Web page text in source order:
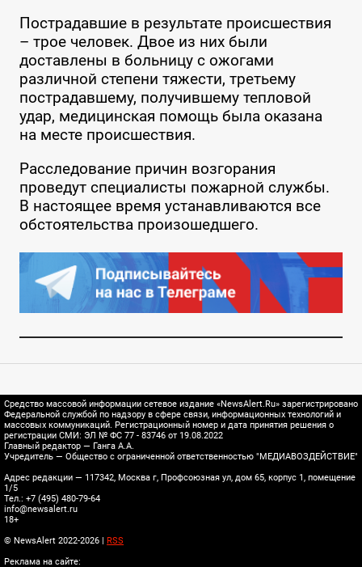
Пострадавшие в результате происшествия
– трое человек. Двое из них были
доставлены в больницу с ожогами
различной степени тяжести, третьему
пострадавшему, получившему тепловой
удар, медицинская помощь была оказана
на месте происшествия.
Расследование причин возгорания
проведут специалисты пожарной службы.
В настоящее время устанавливаются все
обстоятельства произошедшего.
Средство массовой информации сетевое издание «NewsAlert.Ru» зарегистрировано
Федеральной службой по надзору в сфере связи, информационных технологий и
массовых коммуникаций. Регистрационный номер и дата принятия решения о
регистрации СМИ: ЭЛ № ФС 77 - 83746 от 19.08.2022
Главный редактор — Ганга А.А.
Учредитель — Общество с ограниченной ответственностью "МЕДИАВОЗДЕЙСТВИЕ"
Адрес редакции — 117342, Москва г, Профсоюзная ул, дом 65, корпус 1, помещение
1/5
Тел.: +7 (495) 480-79-64
info@newsalert.ru
18+
© NewsAlert 2022-2026 | RSS
Реклама на сайте: